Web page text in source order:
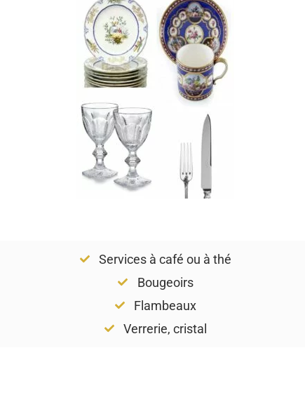
Services à café ou à thé
Bougeoirs
Flambeaux
Verrerie, cristal